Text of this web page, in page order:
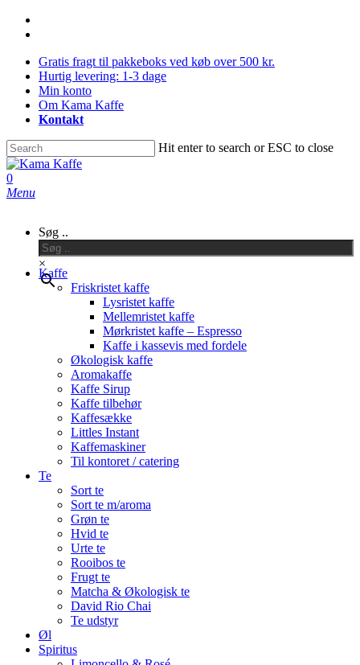
Skip
contentGratis fragt til pakkeboks ved køb over 500 kr.
Hurtig levering: 1-3 dage
Min konto
Om Kama Kaffe
Kontakt
Hit enter to search or ESC to close
Close
Search
0
Menu
Søg ..
×
Kaffe
Friskristet kaffe
Lysristet kaffe
Mellemristet kaffe
Mørkristet kaffe – Espresso
Kaffe i kassevis med fordele
Økologisk kaffe
Aromakaffe
Kaffe Sirup
Kaffe tilbehør
Kaffesække
Littles Instant
Kaffemaskiner
Til kontoret / catering
Te
Sort te
Sort te m/aroma
Grøn te
Hvid te
Urte te
Rooibos te
Frugt te
Matcha & Økologisk te
David Rio Chai
Te udstyr
Øl
Spiritus